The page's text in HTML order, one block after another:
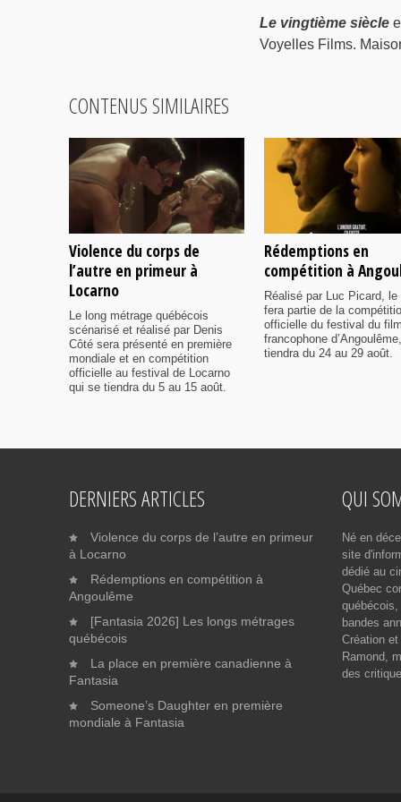
Le vingtième siècle
Voyelles Films.
CONTENUS SIMILAIRES
Violence du corps de
l’autre en primeur à
Locarno
Le long métrage québécois
scénarisé et réalisé par Denis
Côté sera présenté en première
mondiale et en compétition
officielle au festival de Locarno
qui se tiendra du 5 au 15 août.
Rédemptions en
compétition à
Réalisé par Luc Picard, le
fera partie de la
officielle du festival du
francophone
tiendra du 24 au 29 août.
DERNIERS ARTICLES
Violence du corps de l’autre en primeur
à Locarno
Rédemptions en compétition à
Angoulême
[Fantasia 2026] Les longs métrages
québécois
La place en première canadienne à
Fantasia
Someone’s Daughter en première
mondiale à Fantasia
QUI
Né en
site
dédié au
Québec
bandes
Création
Ramond,
des